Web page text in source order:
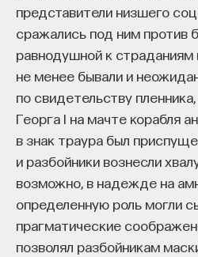
представители низшего
сражались под ним против
равнодушной к
не менее бывали и
по свидетельству
Георга I на мачте корабля
в знак траура был
и разбойники вознесли
возможно, в надежде на
определенную роль могли
прагматические
позволял разбойникам